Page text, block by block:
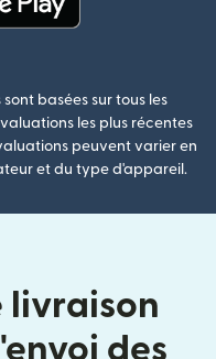
basées sur tous les
les plus récentes
peuvent varier en
et du type d'appareil.
livraison
des